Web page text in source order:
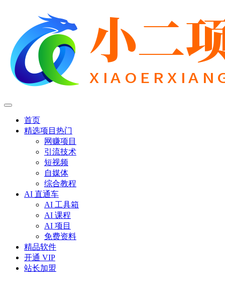
首页
精选项目 热门
网赚项目
引流技术
短视频
自媒体
综合教程
AI 直通车
AI 工具箱
AI 课程
AI 项目
免费资料
精品软件
开通 VIP
站长加盟